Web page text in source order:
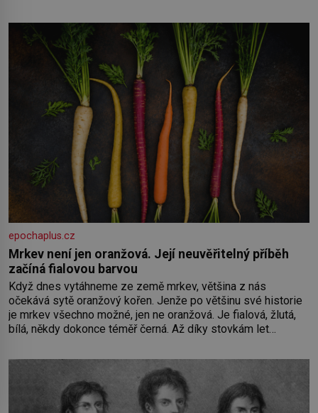
oběma moc nesvědčilo, brzy jsme zjistili, že
epochaplus.cz
Mrkev není jen oranžová. Její neuvěřitelný příběh
začíná fialovou barvou
Když dnes vytáhneme ze země mrkev, většina z nás
očekává sytě oranžový kořen. Jenže po většinu své historie
je mrkev všechno možné, jen ne oranžová. Je fialová, žlutá,
bílá, někdy dokonce téměř černá. Až díky stovkám let
českou zahradu ani nedokážeme představit. Její příběh je